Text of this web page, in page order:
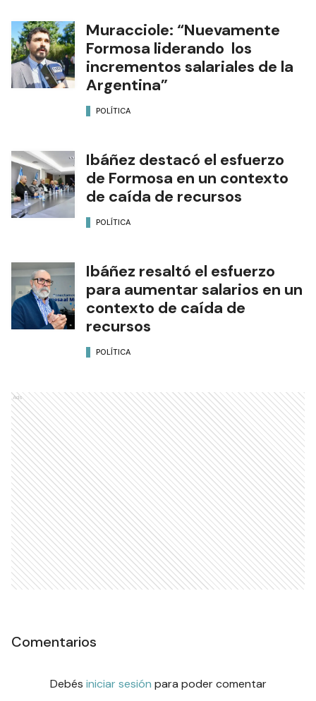
Muracciole: “Nuevamente
Formosa liderando los
incrementos salariales de la
Argentina”
POLÍTICA
Ibáñez destacó el esfuerzo
de Formosa en un contexto
de caída de recursos
POLÍTICA
Ibáñez resaltó el esfuerzo
para aumentar salarios en un
contexto de caída de
recursos
POLÍTICA
Ads
Comentarios
Debés iniciar sesión para poder comentar